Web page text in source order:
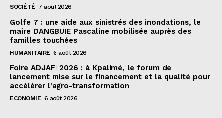
SOCIÉTÉ 7 août 2026
Golfe 7 : une aide aux sinistrés des inondations, le
maire DANGBUIE Pascaline mobilisée auprès des
familles touchées
HUMANITAIRE 6 août 2026
Foire ADJAFI 2026 : à Kpalimé, le forum de
lancement mise sur le financement et la qualité pour
accélérer l’agro-transformation
ECONOMIE 6 août 2026